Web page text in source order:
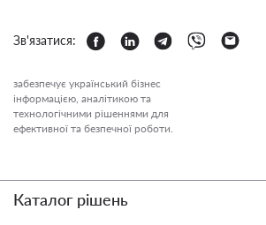
Зв'язатися:
забезпечує український бізнес
інформацією, аналітикою та
технологічними рішеннями для
ефективної та безпечної роботи.
Каталог рішень